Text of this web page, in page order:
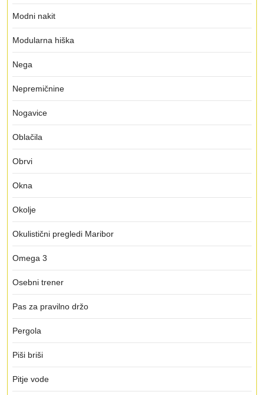
Modni nakit
Modularna hiška
Nega
Nepremičnine
Nogavice
Oblačila
Obrvi
Okna
Okolje
Okulistični pregledi Maribor
Omega 3
Osebni trener
Pas za pravilno držo
Pergola
Piši briši
Pitje vode